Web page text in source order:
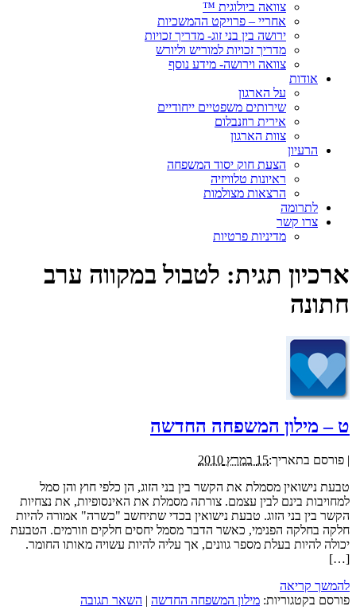
צוואה ביולוגית ™
אחריי – פרויקט ההמשכיות
ירושה בין בני זוג- מדריך זכויות
מדריך זכויות למוריש וליורש
צוואה וירושה- מידע נוסף
אודות
על הארגון
שירותים משפטיים ייחודיים
אירית רוזנבלום
צוות הארגון
הרעיון
הצעת חוק יסוד המשפחה
ראיונות טלוויזיה
הרצאות מצולמות
לתרומה
צרו קשר
מדיניות פרטיות
ארכיון תגית: לטבול במקווה ערב
חתונה
ט – מילון המשפחה החדשה
| פורסם בתאריך:15 במרץ 2010
טבעת נישואין מסמלת את הקשר בין בני הזוג, הן כלפי חוץ והן סמל
למחויבות בינם לבין עצמם. צורתה מסמלת את האינסופיות, את נצחיות
הקשר בין בני הזוג. טבעת נישואין בכדי שתיחשב "כשרה" אמורה להיות
חלקה בחלקה הפנימי, כאשר הדבר מסמל יחסים חלקים וזורמים. הטבעת
יכולה להיות בעלת מספר גוונים, אך עליה להיות עשויה מאותו החומר.
[…]
להמשך קריאה
פורסם בקטגוריות: מילון המשפחה החדשה | השאר תגובה